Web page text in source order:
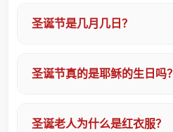
圣诞节是几月几日？
圣诞节真的是耶稣的生日吗？
圣诞老人为什么是红衣服？